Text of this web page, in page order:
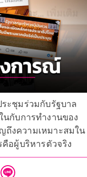
ะชุมร่วมกับรัฐบาล
นกับการทำงานของ
ถึงความเหมาะสมใน
อผู้บริหารตัวจริง